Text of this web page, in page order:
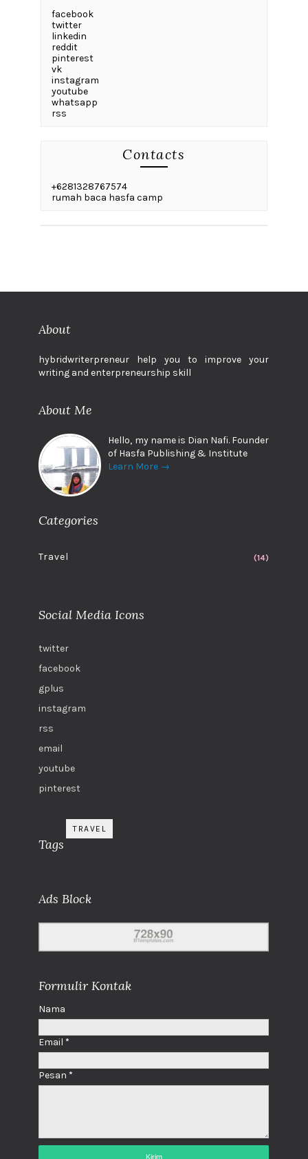
facebook
twitter
linkedin
reddit
pinterest
vk
instagram
youtube
whatsapp
rss
Contacts
+6281328767574
rumah baca hasfa camp
About
hybridwriterpreneur help you to improve your
writing and enterpreneurship skill
About Me
Hello, my name is Dian Nafi. Founder
of Hasfa Publishing & Institute
Learn More →
Categories
Travel (14)
Social Media Icons
twitter
facebook
gplus
instagram
rss
email
youtube
pinterest
Tags
TRAVEL
Ads Block
Formulir Kontak
Nama
Email *
Pesan *